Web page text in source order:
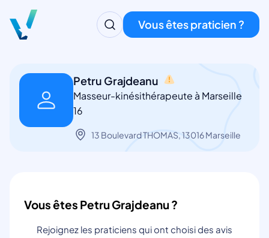
Vous êtes praticien ?
Petru Grajdeanu
Masseur-kinésithérapeute à Marseille
16
13 Boulevard THOMAS, 13016 Marseille
Vous êtes Petru Grajdeanu ?
Rejoignez les praticiens qui ont choisi des avis